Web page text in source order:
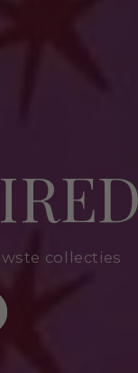
collecties